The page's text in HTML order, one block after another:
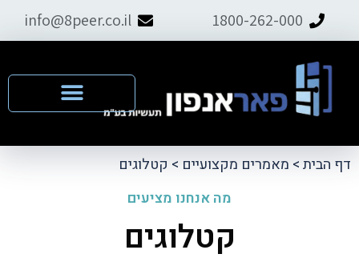
1800-262-000
info@8peer.co.il
דף הבית> מאמרים מקצועיים > קטלוגים
מה אנחנו מציעים
קטלוגים